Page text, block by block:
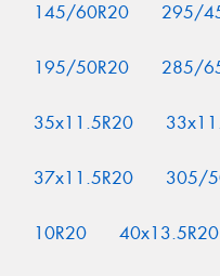
145/60R20 295/
195/50R20 285/
35x11.5R20
37x11.5R20 305/
10R20 40x13.5R20